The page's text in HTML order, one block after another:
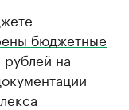
бюджетные
на